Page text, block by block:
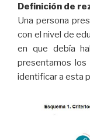
Definición de
Una persona
con el nivel de
en que debía
presentamos los
identificar a esta